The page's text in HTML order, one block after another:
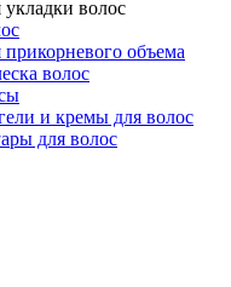
укладки волос
прикорневого объема
волос
и кремы для волос
для волос